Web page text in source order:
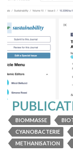
PYRAMID
BIOMMASSE
CYANOBACTERIE
METHANISATION